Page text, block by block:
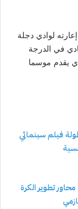
لوادي دجلة
في الدرجة
يقدم موسما
فيلم سينمائي
تطوير الكرة